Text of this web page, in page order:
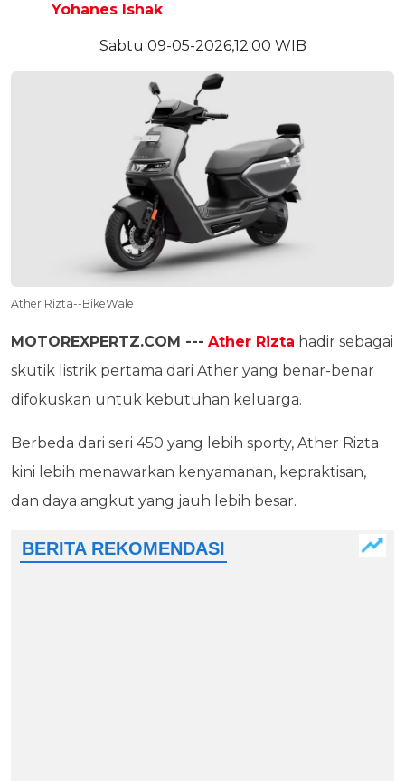
Yohanes Ishak
Sabtu 09-05-2026,12:00 WIB
Ather Rizta--BikeWale
MOTOREXPERTZ.COM --- Ather Rizta hadir sebagai
skutik listrik pertama dari Ather yang benar-benar
difokuskan untuk kebutuhan keluarga.
Berbeda dari seri 450 yang lebih sporty, Ather Rizta
kini lebih menawarkan kenyamanan, kepraktisan,
dan daya angkut yang jauh lebih besar.